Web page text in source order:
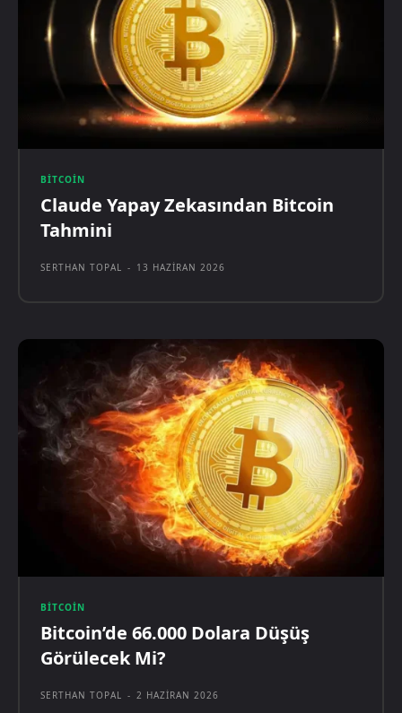
BITCOIN
Claude Yapay Zekasından Bitcoin
Tahmini
SERTHAN TOPAL - 13 HAZIRAN 2026
BITCOIN
Bitcoin’de 66.000 Dolara Düşüş
Görülecek Mi?
SERTHAN TOPAL - 2 HAZIRAN 2026